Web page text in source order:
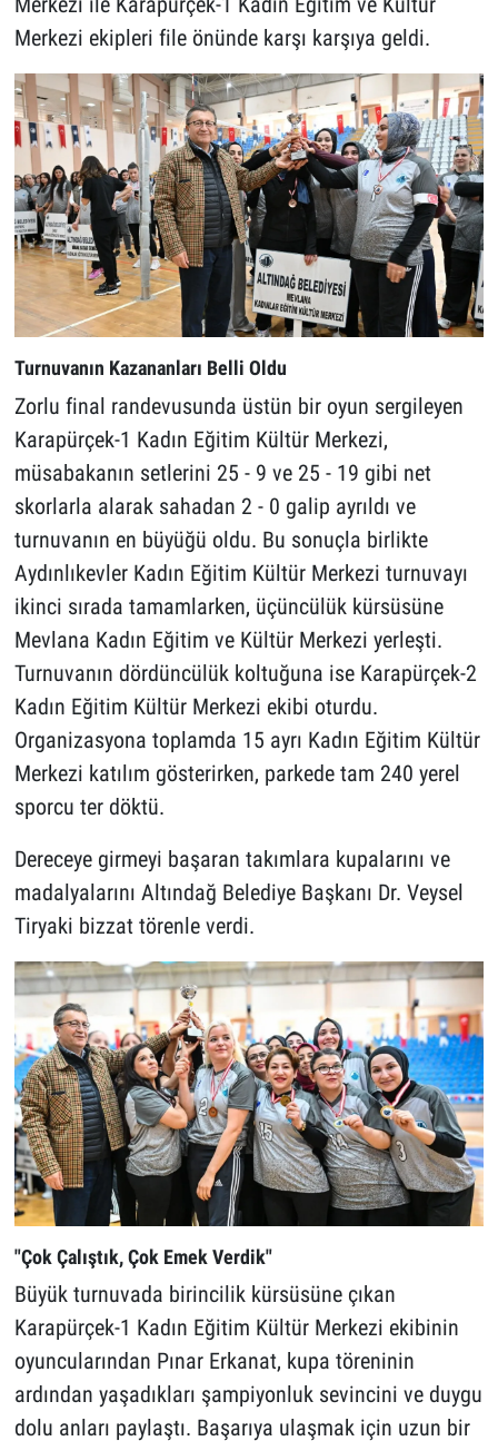
Merkezi ekipleri file önünde karşı karşıya geldi.
Turnuvanın Kazananları Belli Oldu
Zorlu final randevusunda üstün bir oyun sergileyen
Karapürçek-1 Kadın Eğitim Kültür Merkezi,
müsabakanın setlerini 25 - 9 ve 25 - 19 gibi net
skorlarla alarak sahadan 2 - 0 galip ayrıldı ve
turnuvanın en büyüğü oldu. Bu sonuçla birlikte
Aydınlıkevler Kadın Eğitim Kültür Merkezi turnuvayı
ikinci sırada tamamlarken, üçüncülük kürsüsüne
Mevlana Kadın Eğitim ve Kültür Merkezi yerleşti.
Turnuvanın dördüncülük koltuğuna ise Karapürçek-2
Kadın Eğitim Kültür Merkezi ekibi oturdu.
Organizasyona toplamda 15 ayrı Kadın Eğitim Kültür
Merkezi katılım gösterirken, parkede tam 240 yerel
sporcu ter döktü.
Dereceye girmeyi başaran takımlara kupalarını ve
madalyalarını Altındağ Belediye Başkanı Dr. Veysel
Tiryaki bizzat törenle verdi.
"Çok Çalıştık, Çok Emek Verdik"
Büyük turnuvada birincilik kürsüsüne çıkan
Karapürçek-1 Kadın Eğitim Kültür Merkezi ekibinin
oyuncularından Pınar Erkanat, kupa töreninin
ardından yaşadıkları şampiyonluk sevincini ve duygu
dolu anları paylaştı. Başarıya ulaşmak için uzun bir